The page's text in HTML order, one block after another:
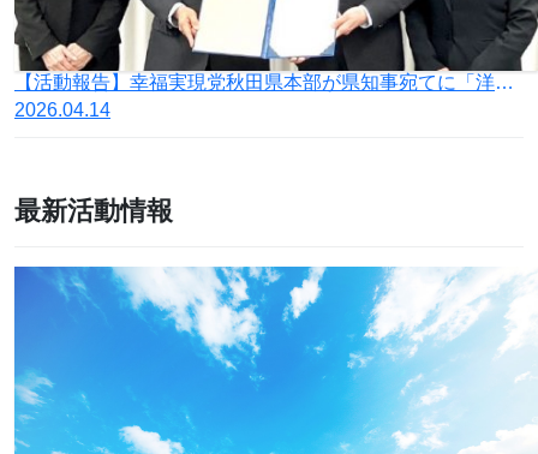
【活動報告】幸福実現党秋田県本部が県知事宛てに「洋上風力発電事業からの全面的撤退を求める要望書」を提出
2026.04.14
最新活動情報